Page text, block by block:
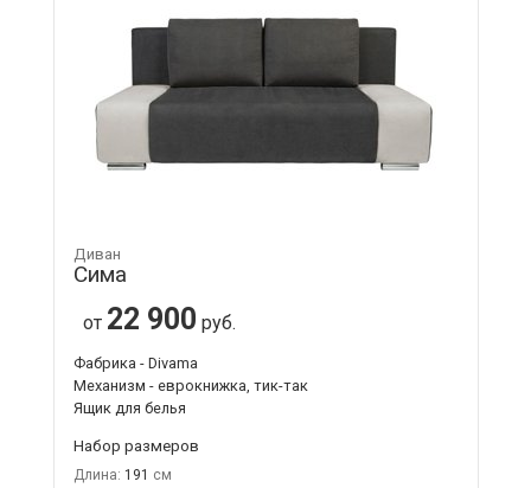
Диван
Сима
от 22 900 руб.
Фабрика - Divama
Механизм - еврокнижка, тик-так
Ящик для белья
Набор размеров
Длина: 191